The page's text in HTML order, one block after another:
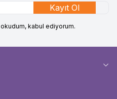
Kayıt Ol
okudum, kabul ediyorum.